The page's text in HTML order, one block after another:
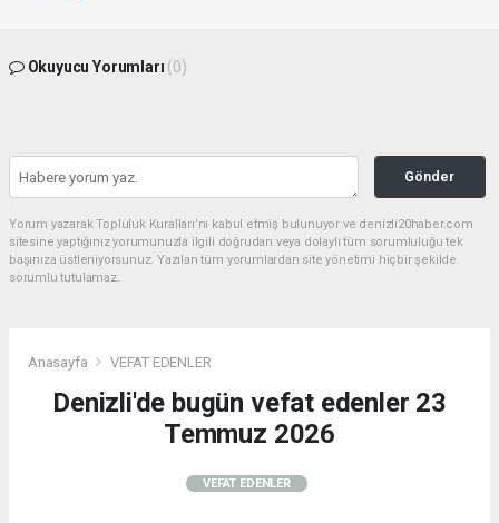
Okuyucu Yorumları (0)
Gönder
Yorum yazarak Topluluk Kuralları’nı kabul etmiş bulunuyor ve denizli20haber.com
sitesine yaptığınız yorumunuzla ilgili doğrudan veya dolaylı tüm sorumluluğu tek
başınıza üstleniyorsunuz. Yazılan tüm yorumlardan site yönetimi hiçbir şekilde
sorumlu tutulamaz.
Anasayfa VEFAT EDENLER
Denizli'de bugün vefat edenler 23
Temmuz 2026
VEFAT EDENLER